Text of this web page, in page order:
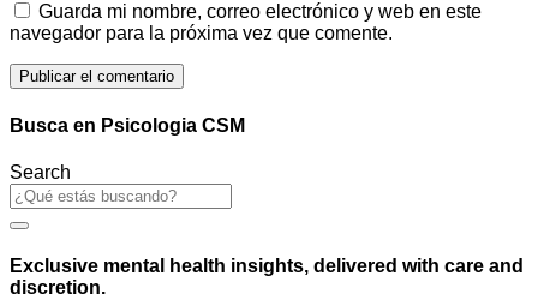
Guarda mi nombre, correo electrónico y web en este
navegador para la próxima vez que comente.
Busca en Psicologia CSM
Search
Exclusive mental health insights, delivered with care and
discretion.